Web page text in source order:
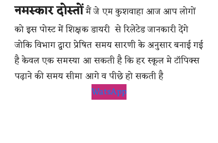
नमस्कार दोस्तोंमैं जे एम कुशवाहा आज आप लोगों
को इस पोस्ट में शिक्षक डायरी से रिलेटेड जानकारी देंगे
जोकि विभाग द्वारा प्रेषित समय सारणी के अनुसार बनाई गई
है केवल एक समस्या आ सकती है कि हर स्कूल मे टॉपिक्स
पढ़ाने की समय सीमा आगे व पीछे हो सकती है
WatsApp